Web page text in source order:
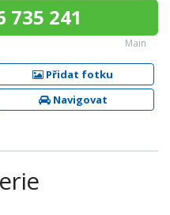
735 241
Main
Přidat fotku
Navigovat